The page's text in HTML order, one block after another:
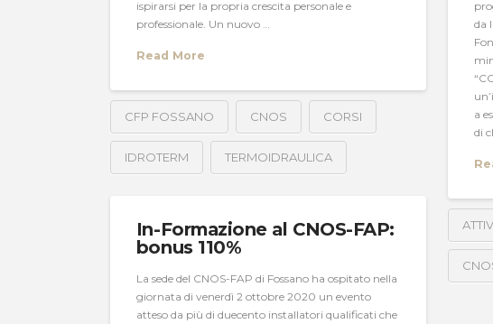
ispirarsi per la propria crescita personale e
professionale. Un nuovo …
Read More
CFP FOSSANO CNOS CORSI
IDROTERM TERMOIDRAULICA
da
a
di
In-Formazione al CNOS-FAP:
bonus 110%
La sede del CNOS-FAP di Fossano ha ospitato nella
giornata di venerdì 2 ottobre 2020 un evento
atteso da più di duecento installatori qualificati che